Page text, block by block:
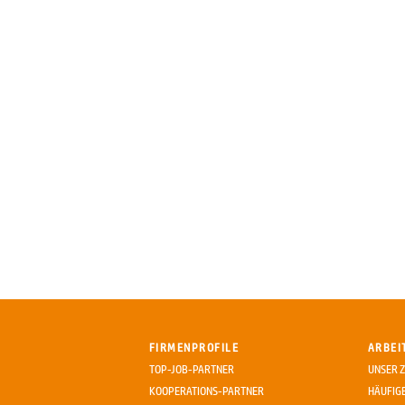
FIRMENPROFILE
TOP-JOB-PARTNER
KOOPERATIONS-PARTNER
UNSER